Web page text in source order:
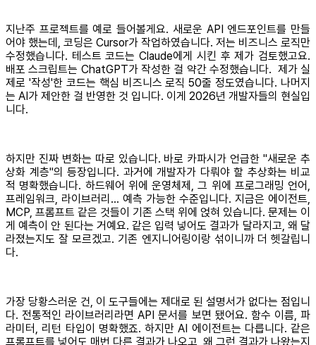
지난주 프로젝트를 예로 들어볼게요. 새로운 API 엔드포인트를 만들
어야 했는데, 코딩은 Cursor가 작업하였습니다. 저는 비즈니스 로직만
수정했습니다. 테스트 코드는 Claude에게 시킨 후 제가 검토했고요.
배포 스크립트는 ChatGPT가 작성한 걸 약간 수정했습니다. 제가 실
제로 '작성'한 코드는 핵심 비즈니스 로직 50줄 정도였습니다. 나머지
는 AI가 제안한 걸 반영한 것 입니다. 이게 2026년 개발자들의 현실입
니다.
하지만 진짜 변화는 따로 있습니다. 바로 카파시가 언급한 "새로운 추
상화 계층"의 등장입니다. 과거에 개발자가 다뤄야 할 추상화는 비교
적 명확했습니다. 하드웨어 위에 운영체제, 그 위에 프로그래밍 언어,
프레임워크, 라이브러리... 예측 가능한 수준입니다. 지금은 에이전트,
MCP, 프롬프트 같은 것들이 기존 스택 위에 얹혀 있습니다. 문제는 이
게 예측이 안 된다는 거예요. 같은 입력 넣어도 결과가 달라지고, 왜 달
라졌는지도 잘 모르겠고. 기존 엔지니어링이랑 섞이니까 더 헷갈립니
다.
가장 당황스러운 건, 이 도구들에는 제대로 된 설명서가 없다는 점입니
다. 전통적인 라이브러리라면 API 문서를 보면 됐어요. 함수 이름, 파
라미터, 리턴 타입이 명확했죠. 하지만 AI 에이전트는 다릅니다. 같은
프롬프트를 넣어도 매번 다른 결과가 나오고, 왜 그런 결과가 나왔는지